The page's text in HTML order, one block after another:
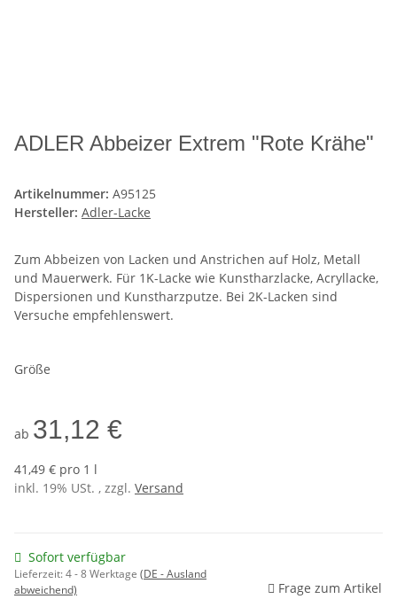
ADLER Abbeizer Extrem "Rote Krähe"
Artikelnummer: A95125
Hersteller: Adler-Lacke
Zum Abbeizen von Lacken und Anstrichen auf Holz, Metall
und Mauerwerk. Für 1K-Lacke wie Kunstharzlacke, Acryllacke,
Dispersionen und Kunstharzputze. Bei 2K-Lacken sind
Versuche empfehlenswert.
Größe
ab 31,12 €
41,49 € pro 1 l
inkl. 19% USt. , zzgl. Versand
Sofort verfügbar
Lieferzeit:4 - 8 Werktage (DE - Ausland
abweichend)
Frage zum Artikel